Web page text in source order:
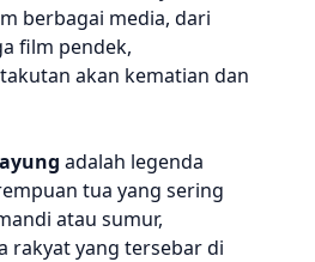
berbagai media, dari
film pendek,
akan kematian dan
adalah legenda
tua yang sering
atau sumur,
rakyat yang tersebar di